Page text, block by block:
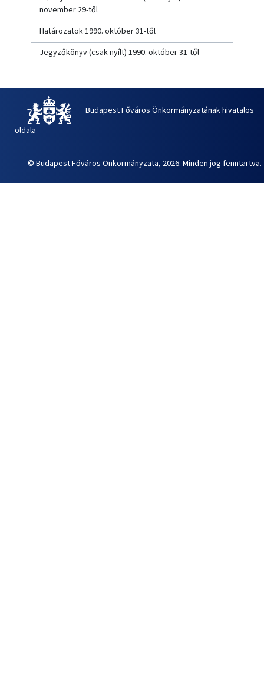
november 29-től
Határozatok 1990. október 31-től
Jegyzőkönyv (csak nyílt) 1990. október 31-től
Budapest Főváros Önkormányzatának hivatalos
oldala
© Budapest Főváros Önkormányzata, 2026. Minden jog fenntartva.